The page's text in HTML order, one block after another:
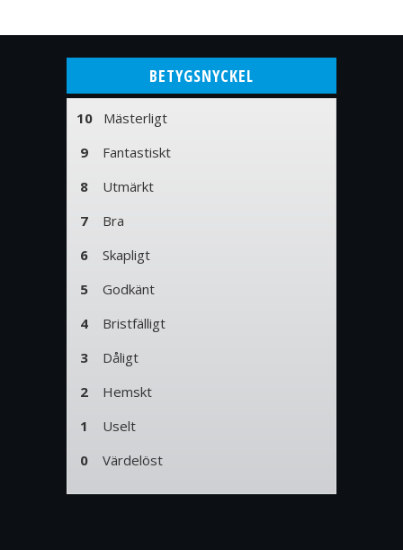
BETYGSNYCKEL
10 Mästerligt
9 Fantastiskt
8 Utmärkt
7 Bra
6 Skapligt
5 Godkänt
4 Bristfälligt
3 Dåligt
2 Hemskt
1 Uselt
0 Värdelöst